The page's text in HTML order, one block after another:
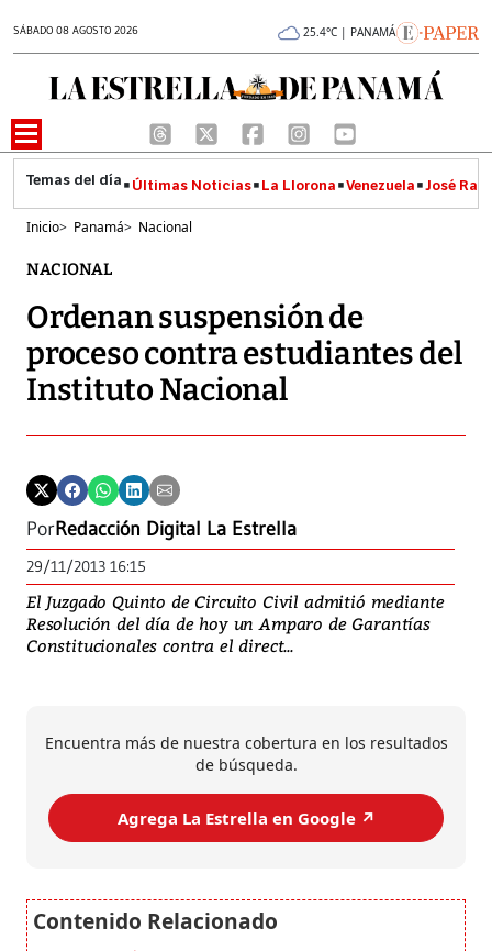
SÁBADO 08 AGOSTO 2026 25.4°C | PANAMÁ
Últimas Noticias La Llorona Venezuela José
Inicio> Panamá> Nacional
NACIONAL
Ordenan suspensión de
proceso contra estudiantes del
Instituto Nacional
PorRedacción Digital La Estrella
29/11/2013 16:15
El Juzgado Quinto de Circuito Civil admitió mediante
Resolución del día de hoy un Amparo de Garantías
Constitucionales contra el direct...
Encuentra más de nuestra cobertura en los resultados
de búsqueda.
Agrega La Estrella en Google ↗️